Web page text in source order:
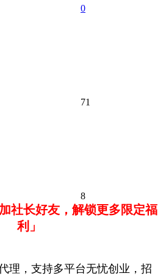
0
71
8
社长好友，解锁更多限定福
利」
理，支持多平台无忧创业，招